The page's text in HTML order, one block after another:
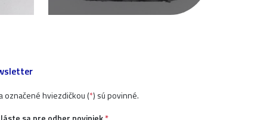
označené hviezdičkou (*) sú povinné.